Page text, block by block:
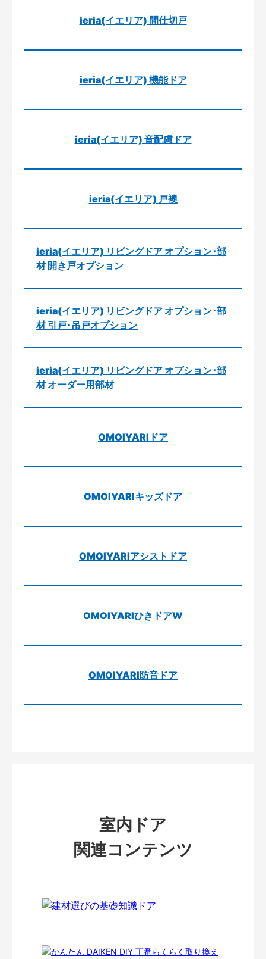
ieria(イエリア) 間仕切戸
ieria(イエリア) 機能ドア
ieria(イエリア) 音配慮ドア
ieria(イエリア) 戸襖
ieria(イエリア) リビングドア オプション･部
材 開き戸オプション
ieria(イエリア) リビングドア オプション･部
材 引戸･吊戸オプション
ieria(イエリア) リビングドア オプション･部
材 オーダー用部材
OMOIYARIドア
OMOIYARIキッズドア
OMOIYARIアシストドア
OMOIYARIひきドアW
OMOIYARI防音ドア
室内ドア
関連コンテンツ